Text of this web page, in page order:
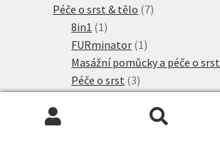
produkt
Péče o srst & tělo 77
8in1 1 1
produkt
FURminator 1 1
produkt
Masážní pomůcky a péče o srst
Péče o srst 33
produkty
170
Advance